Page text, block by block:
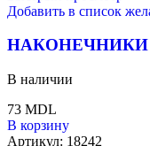
Добавить в список
НАКОНЕЧНИКИ
В наличии
73 MDL
В корзину
Артикул: 18242